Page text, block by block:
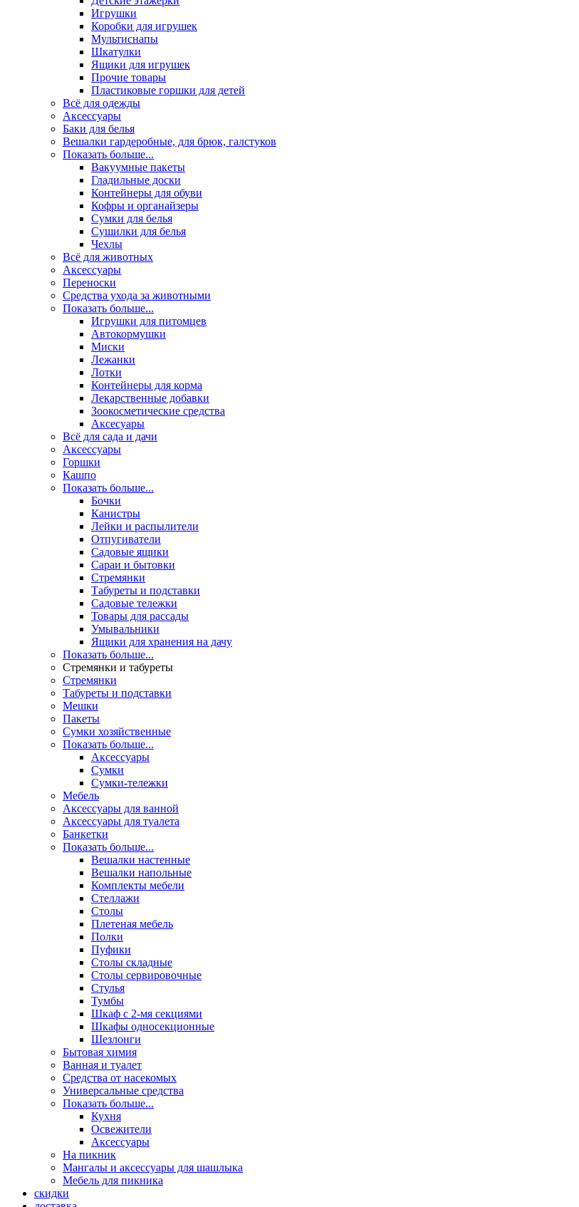
Игрушки
Коробки для игрушек
Мультиснапы
Шкатулки
Ящики для игрушек
Прочие товары
Пластиковые горшки для детей
Всё для одежды
Аксессуары
Баки для белья
Вешалки гардеробные, для брюк, галстуков
Показать больше...
Вакуумные пакеты
Гладильные доски
Контейнеры для обуви
Кофры и органайзеры
Сумки для белья
Сушилки для белья
Чехлы
Всё для животных
Аксесcуары
Переноски
Средства ухода за животными
Показать больше...
Игрушки для питомцев
Автокормушки
Миски
Лежанки
Лотки
Контейнеры для корма
Лекарственные добавки
Зоокосметические средства
Аксесуары
Всё для сада и дачи
Аксессуары
Горшки
Кашпо
Показать больше...
Бочки
Канистры
Лейки и распылители
Отпугиватели
Садовые ящики
Сараи и бытовки
Стремянки
Табуреты и подставки
Садовые тележки
Товары для рассады
Умывальники
Ящики для хранения на дачу
Показать больше...
Стремянки и табуреты
Стремянки
Табуреты и подставки
Мешки
Пакеты
Сумки хозяйственные
Показать больше...
Аксессуары
Сумки
Сумки-тележки
Мебель
Аксессуары для ванной
Аксессуары для туалета
Банкетки
Показать больше...
Вешалки настенные
Вешалки напольные
Комплекты мебели
Стеллажи
Столы
Плетеная мебель
Полки
Пуфики
Столы складные
Столы сервировочные
Стулья
Тумбы
Шкаф с 2-мя секциями
Шкафы односекционные
Шезлонги
Бытовая химия
Ванная и туалет
Средства от насекомых
Универсальные средства
Показать больше...
Кухня
Освежители
Аксессуары
На пикник
Мангалы и аксессуары для шашлыка
Мебель для пикника
скидки